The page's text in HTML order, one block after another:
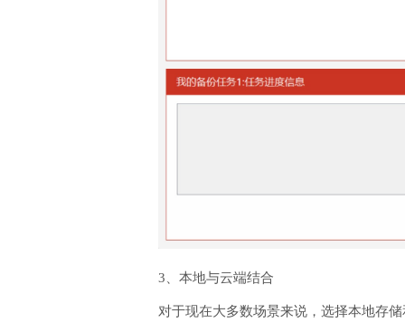
3、本地与云端结合
对于现在大多数场景来说，选择本地存